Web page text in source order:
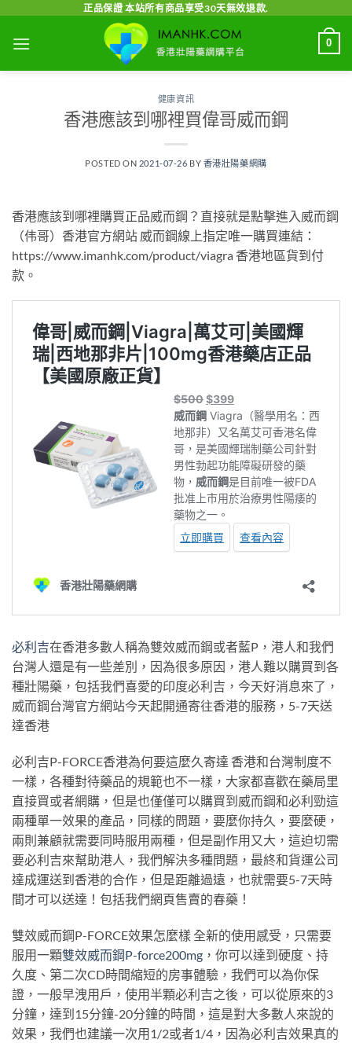
content
正品保證 本站所有商品享受30天無效退款.
0
健康資訊
香港應該到哪裡買偉哥威而鋼
POSTED ON 2021-07-26 BY 香港壯陽藥網購
香港應該到哪裡購買正品威而鋼？直接就是點擊進入威而鋼
（伟哥）香港官方網站 威而鋼線上指定唯一購買連結：
https://www.imanhk.com/product/viagra 香港地區貨到付
款。
必利吉在香港多數人稱為雙效威而鋼或者藍P，港人和我們
台灣人還是有一些差別，因為很多原因，港人難以購買到各
種壯陽藥，包括我們喜愛的印度必利吉，今天好消息來了，
威而鋼台灣官方網站今天起開通寄往香港的服務，5-7天送
達香港
必利吉P-FORCE香港為何要這麼久寄達 香港和台灣制度不
一樣，各種對待藥品的規範也不一樣，大家都喜歡在藥局里
直接買或者網購，但是也僅僅可以購買到威而鋼和必利勁這
兩種單一效果的產品，同樣的問題，要麼你持久，要麼硬，
兩則兼顧就需要同時服用兩種，但是副作用又大，這迫切需
要必利吉來幫助港人，我們解決多種問題，最終和貨運公司
達成運送到香港的合作，但是距離過遠，也就需要5-7天時
間才可以送達！包括我們網頁售賣的春藥！
雙效威而鋼P-FORCE效果怎麼樣 全新的使用感受，只需要
服用一顆雙效威而鋼P-force200mg ，你可以達到硬度、持
久度、第二次CD時間縮短的房事體驗，我們可以為你保
證，一般早洩用戶，使用半顆必利吉之後，可以從原來的3
分鐘，達到15分鐘-20分鐘的時間，這是對大多數人來說的
效果，我們也建議一次用1/2或者1/4，因為必利吉效果真的